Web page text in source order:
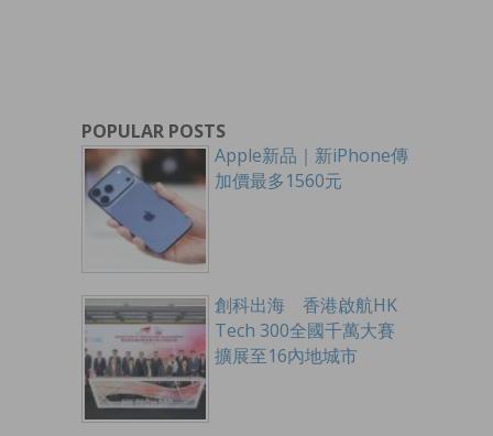
POPULAR POSTS
Apple新品｜新iPhone傳
加價最多1560元
創科出海 香港啟航HK
Tech 300全國千萬大賽
擴展至16內地城市